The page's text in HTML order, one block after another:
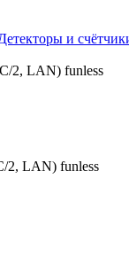
и
2, LAN) funless
2, LAN) funless